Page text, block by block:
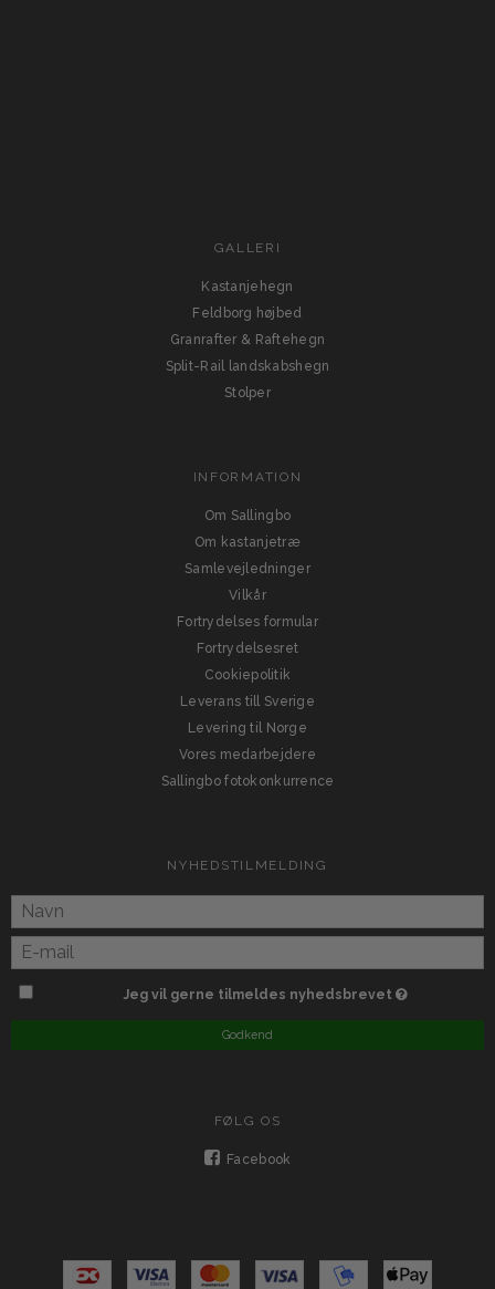
GALLERI
Kastanjehegn
Feldborg højbed
Granrafter & Raftehegn
Split-Rail landskabshegn
Stolper
INFORMATION
Om Sallingbo
Om kastanjetræ
Samlevejledninger
Vilkår
Fortrydelses formular
Fortrydelsesret
Cookiepolitik
Leverans till Sverige
Levering til Norge
Vores medarbejdere
Sallingbo fotokonkurrence
NYHEDSTILMELDING
Jeg vil gerne tilmeldes nyhedsbrevet
Godkend
FØLG OS
Facebook